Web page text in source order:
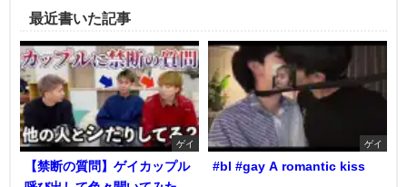
最近書いた記事
ゲイ
【禁断の質問】ゲイカップル
ゲイ
#bl #gay A romantic kiss